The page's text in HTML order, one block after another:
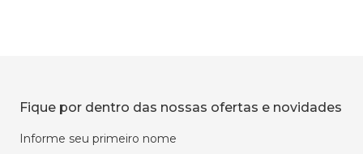
Fique por dentro das nossas ofertas e novidades
Informe seu primeiro nome